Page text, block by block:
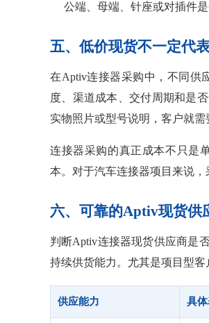
公端、母端、针座或对插件是
五、低价现货不一定代
在Aptiv连接器采购中，不同供
度、渠道成本、交付周期和是
实物照片或型号说明，客户就需
连接器采购的真正成本不只是
本。对于汽车连接器项目来说
六、可靠的Aptiv现货供
判断Aptiv连接器现货供应商是
持续供货能力。尤其是项目型
供应能力 具